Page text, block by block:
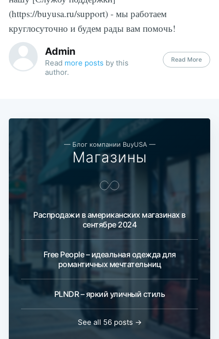
(https://buyusa.ru/support) - мы работаем
круглосуточно и будем рады вам помочь!
Admin
Read more posts by this
author.
Read More
— Блог компании BuyUSA —
Магазины
Распродажи в американских магазинах в
сентябре 2024
Free People – идеальная одежда для
романтичных мечтательниц
PLNDR – яркий уличный стиль
See all 56 posts →